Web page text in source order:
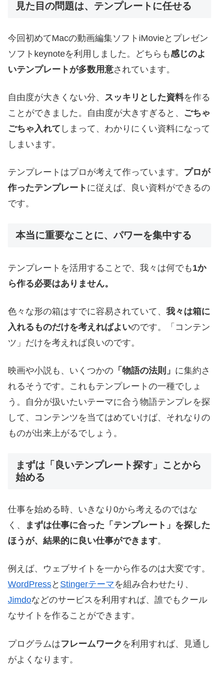
見た目の問題は、テンプレートに任せる
今回初めてMacの動画編集ソフトiMovieとプレゼン
ソフトkeynoteを利用しました。どちらも感じのよ
いテンプレートが多数用意されています。
自由度が大きくない分、 スッキリとした資料を作る
ことができました。自由度が大きすぎると、 ごちゃ
ごちゃ入れて しまって、わかりにくい資料になって
しまいます。
テンプレートはプロが考えて作っています。 プロが
作ったテンプレート に従えば、良い資料ができるの
です。
本当に重要なことに、パワーを集中する
テンプレートを活用することで、我々は何でも 1か
ら作る必要はありません。
色々な形の箱はすでに容易されていて、 我々は箱に
入れるものだけを考えればよいのです。「コンテン
ツ」だけを考えれば良いのです。
映画や小説も、いくつかの 「物語の法則」 に集約さ
れるそうです。これもテンプレートの一種でしょ
う。自分が扱いたいテーマに合う物語テンプレを探
して、コンテンツを当てはめていけば、それなりの
ものが出来上がるでしょう。
まずは「良いテンプレート探す」ことから
始める
仕事を始める時、いきなり0から考えるのではな
く、
まずは仕事に合った「テンプレート」を探した
ほうが、結果的に良い仕事ができます。
例えば、ウェブサイトを一から作るのは大変です。
WordPressと Stingerテーマを組み合わせたり、
Jimdoなどのサービスを利用すれば、誰でもクール
なサイトを作ることができます。
プログラムはフレームワーク を利用すれば、見通し
がよくなります。